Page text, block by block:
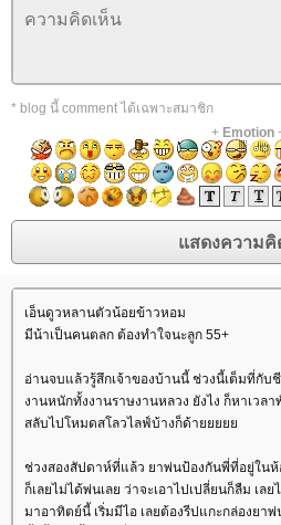
* blog นี้ comment ได้เฉพาะสมาชิก
+ Emotion
เอ็นดูวหลานตัวน้อยข้าวหอม
มีน้าเป็นคนตลก ต้องทำใจนะลูก 55+
อ่านจบแล้วรู้สึกเจ้าของบ้านนี้ ช่วงนี้เต็มที่กับ
งานหนักทั้งงานราษงานหลวง ยังไง ก็หาเวลา
สลับไปโหมดสโลวไลฟ์บ้างก็ด้า
ช่วงสองสัปดาห์ที่แล้ว ยาพ่นป้องกันพี่ที่อยู่ใน
ก็เลยไม่ได้พ่นเลย ว่าจะเอาไปเปลี่ยนก็ลืม เล
มาอาทิตย์นี้ เริ่มมีไอ เลยต้องรีปแกะกล่องยาพ่